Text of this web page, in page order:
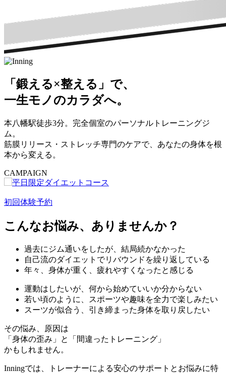
「鍛える×整える」で、
一生モノのカラダへ。
本八幡駅徒歩3分。完全個室のパーソナルトレーニングジ
ム。
筋膜リリース・ストレッチ専門のケアで、あなたの身体を根
本から変える。
CAMPAIGN
初回体験予約
こんなお悩み、ありませんか？
過去にジム通いをしたが、結局続かなかった
自己流のダイエットでリバウンドを繰り返している
年々、身体が重く、疲れやすくなったと感じる
運動はしたいが、何から始めていいか分からない
若い頃のように、スポーツや趣味を全力で楽しみたい
スーツが似合う、引き締まった身体を取り戻したい
その悩み、原因は
「身体の歪み」
と
「間違ったトレーニング」
かもしれません。
Inningでは、トレーナーによる安心のサポートとお悩みに特